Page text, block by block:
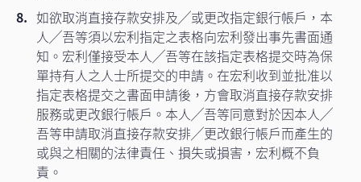
如欲取消直接存款安排及╱或更改指定銀行帳戶，本
人╱吾等須以宏利指定之表格向宏利發出事先書面通
知。宏利僅接受本人╱吾等在該指定表格提交時為保
單持有人之人士所提交的申請。在宏利收到並批准以
指定表格提交之書面申請後，方會取消直接存款安排
服務或更改銀行帳戶。本人╱吾等同意對於因本人╱
吾等申請取消直接存款安排╱更改銀行帳戶而產生的
或與之相關的法律責任、損失或損害，宏利概不負
責。